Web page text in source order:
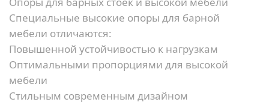
Специальные высокие опоры для барной
мебели отличаются:
Повышенной устойчивостью к нагрузкам
Оптимальными пропорциями для высокой
мебели
Стильным современным дизайном